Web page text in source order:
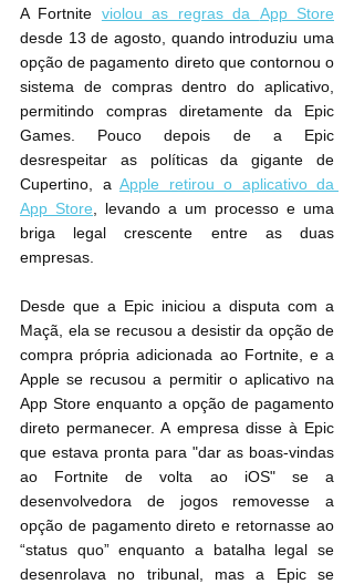
A Fortnite violou as regras da ‌App Store
desde 13 de agosto, quando introduziu uma
opção de pagamento direto que contornou o
sistema de compras dentro do aplicativo,
permitindo compras diretamente da Epic
Games. Pouco depois de a Epic
desrespeitar as políticas da gigante de
Cupertino‌, a Apple retirou o aplicativo da
‌App Store ‌, levando a um processo e uma
briga legal crescente entre as duas
empresas.
Desde que a Epic iniciou a disputa com a
Maçã, ela se recusou a desistir da opção de
compra própria adicionada ao Fortnite, e a
Apple se recusou a permitir o aplicativo na
‌App Store‌ enquanto a opção de pagamento
direto permanecer. A empresa disse à Epic
que estava pronta para "dar as boas-vindas
ao Fortnite de volta ao iOS" se a
desenvolvedora de jogos removesse a
opção de pagamento direto e retornasse ao
“status quo” enquanto a batalha legal se
desenrolava no tribunal, mas a Epic se